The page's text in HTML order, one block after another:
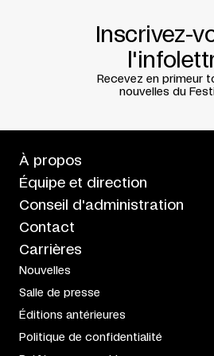
Inscrivez-
Recevez en primeur
nouvelles du
À propos
Équipe et direction
Conseil d'administration
Contact
Carrières
Nouvelles
Salle de presse
Éditions antérieures
Politique de confidentialité